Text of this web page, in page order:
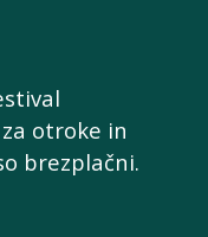
otroke in
brezplačni.